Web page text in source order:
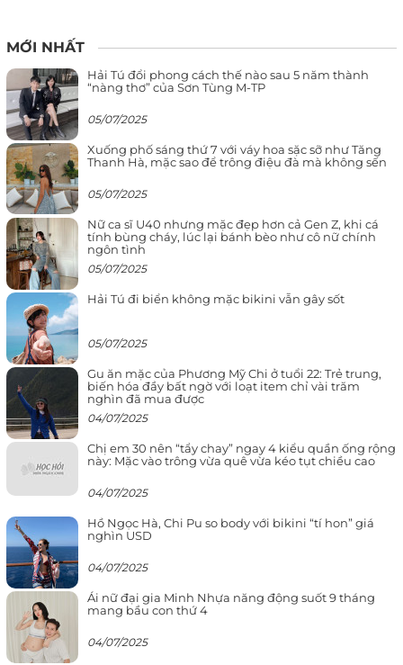
MỚI NHẤT
Hải Tú đổi phong cách thế nào sau 5 năm thành
“nàng thơ” của Sơn Tùng M-TP
05/07/2025
Xuống phố sáng thứ 7 với váy hoa sặc sỡ như Tăng
Thanh Hà, mặc sao để trông điệu đà mà không sến
05/07/2025
Nữ ca sĩ U40 nhưng mặc đẹp hơn cả Gen Z, khi cá
tính bùng cháy, lúc lại bánh bèo như cô nữ chính
ngôn tình
05/07/2025
Hải Tú đi biển không mặc bikini vẫn gây sốt
05/07/2025
Gu ăn mặc của Phương Mỹ Chi ở tuổi 22: Trẻ trung,
biến hóa đầy bất ngờ với loạt item chỉ vài trăm
nghìn đã mua được
04/07/2025
Chị em 30 nên “tẩy chay” ngay 4 kiểu quần ống rộng
này: Mặc vào trông vừa quê vừa kéo tụt chiều cao
04/07/2025
Hồ Ngọc Hà, Chi Pu so body với bikini “tí hon” giá
nghìn USD
04/07/2025
Ái nữ đại gia Minh Nhựa năng động suốt 9 tháng
mang bầu con thứ 4
04/07/2025